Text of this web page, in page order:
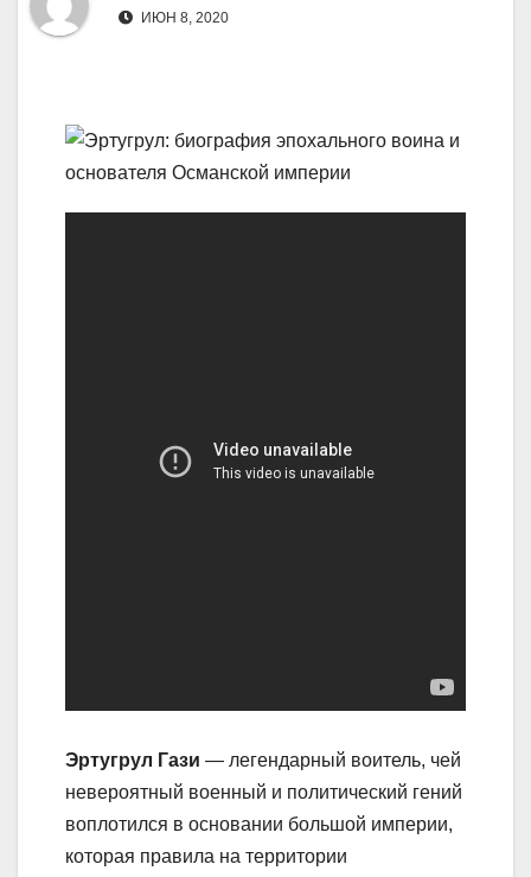
ИЮН 8, 2020
Эртугрул Гази — легендарный воитель, чей
невероятный военный и политический гений
воплотился в основании большой империи,
которая правила на территории